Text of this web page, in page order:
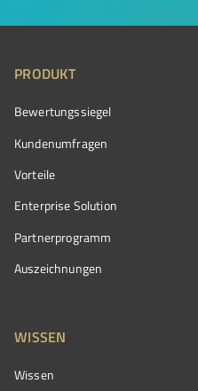
PRODUKT
Bewertungssiegel
Kundenumfragen
Vorteile
Enterprise Solution
Partnerprogramm
Auszeichnungen
WISSEN
Wissen